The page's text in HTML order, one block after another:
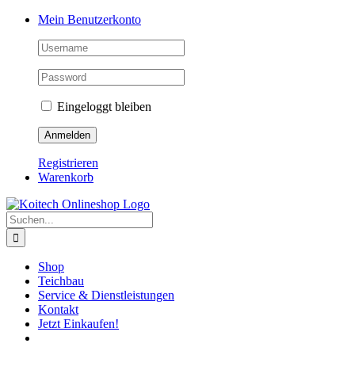
Skip
Mein Benutzerkonto
Eingeloggt bleiben
Registrieren
Warenkorb
Suche
nach:
Shop
Teichbau
Service & Dienstleistungen
Kontakt
Jetzt Einkaufen!